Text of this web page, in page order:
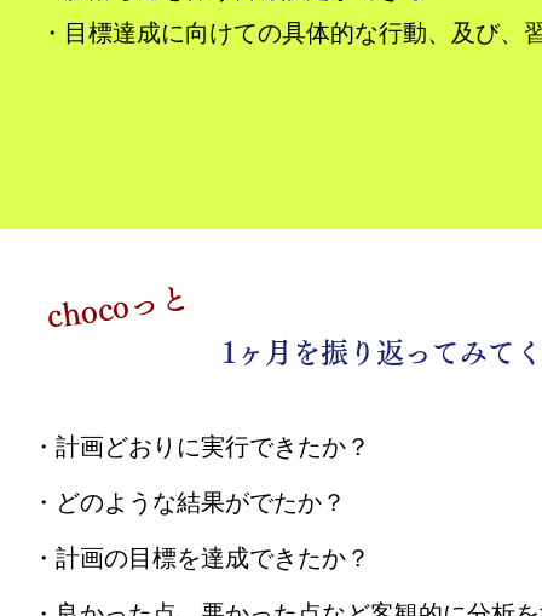
・目標達成に向けての具体的な行動、及び、
​1ヶ月を振り返ってみて
・計画どおりに実行できたか？
・どのような結果がでたか？
・計画の目標を達成できたか？
​chocoっと